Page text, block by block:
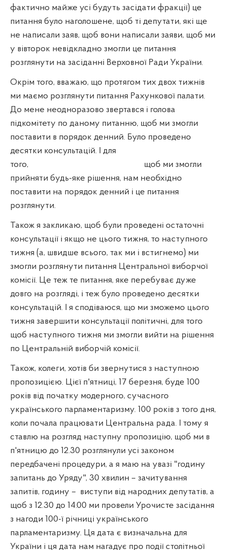
фактично майже усі будуть засідати фракції) це
питання було наголошене, щоб ті депутати, які ще
не написали заяв, щоб вони написали заяви, щоб ми
у вівторок невідкладно змогли це питання
розглянути на засіданні Верховної Ради України.
Окрім того, вважаю, що протягом тих двох тижнів
ми маємо розглянути питання Рахункової палати.
До мене неодноразово звертався і голова
підкомітету по даному питанню, щоб ми змогли
поставити в порядок денний. Було проведено
десятки консультацій. І для
того,
щоб ми змогли
прийняти будь-яке рішення, нам необхідно
поставити на порядок денний і це питання
розглянути.
Також я закликаю, щоб були проведені остаточні
консультації і якщо не цього тижня, то наступного
тижня (а, швидше всього, так ми і встигнемо) ми
змогли розглянути питання Центральної виборчої
комісії. Це теж те питання, яке перебуває дуже
довго на розгляді, і теж було проведено десятки
консультацій. І я сподіваюся, що ми зможемо цього
тижня завершити консультації політичні, для того
щоб наступного тижня ми змогли вийти на рішення
по Центральній виборчій комісії.
Також, колеги, хотів би звернутися з наступною
пропозицією. Цієї п'ятниці, 17 березня, буде 100
років від початку модерного, сучасного
українського парламентаризму. 100 років з того дня,
коли почала працювати Центральна рада. І тому я
ставлю на розгляд наступну пропозицію, щоб ми в
п'ятницю до 12.30 розглянули усі законом
передбачені процедури, а я маю на увазі "годину
запитань до Уряду", 30 хвилин – зачитування
запитів, годину – виступи від народних депутатів, а
щоб з 12.30 до 14.00 ми провели Урочисте засідання
з нагоди 100-ї річниці українського
парламентаризму. Ця дата є визначальна для
України і ця дата нам нагадує про події столітньої